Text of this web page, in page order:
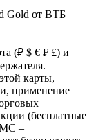
Gold от ВТБ
(₽ $ € ₣ £) и
карты,
применение
(бесплатные
–